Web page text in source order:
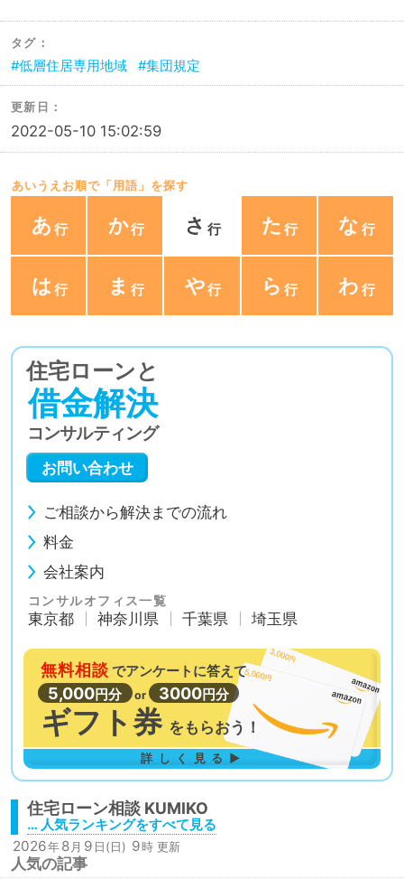
タグ：
低層住居専用地域 集団規定
更新日：
2022-05-10 15:02:59
あいうえお順で「用語」を探す
あ か さ た な
は ま や ら わ
住宅ローンと
借金解決
コンサルティング
お問い合わせ
ご相談から解決までの流れ
料金
会社案内
コンサルオフィス一覧
東京都 神奈川県 千葉県 埼玉県
無料相談 でアンケートに答えて
5,000円分 or 3000円分
ギフト券 を もらおう！
詳しく見る▶
住宅ローン相談
… 人気ランキングをすべて見る
2026年8 月 9 日(日) 9時 更新
人気の記事